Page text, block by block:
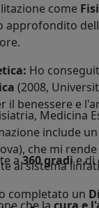
come
approfondito
Ho
(2008,
il benessere e
include un
che mi
al sistema
completato un
Medicina
a360 gradie di